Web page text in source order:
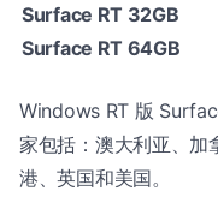
Surface RT 32GB
Surface RT 64GB
Windows RT 版
家包括：澳大利亚、加
港、英国和美国。